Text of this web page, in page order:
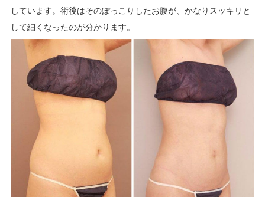
しています。術後はそのぽっこりしたお腹が、かなりスッキリと
して細くなったのが分かります。